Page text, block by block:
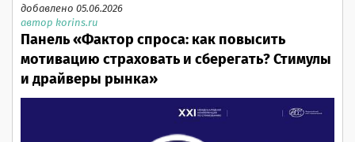
добавлено 05.06.2026
автор korins.ru
Панель «Фактор спроса: как повысить
мотивацию страховать и сберегать? Стимулы
и драйверы рынка»